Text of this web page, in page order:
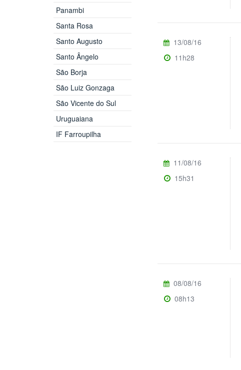
Panambi
Santa Rosa
Santo Augusto
Santo Ângelo
São Borja
São Luiz Gonzaga
São Vicente do Sul
Uruguaiana
IF Farroupilha
13/08/16
11h28
11/08/16
15h31
08/08/16
08h13